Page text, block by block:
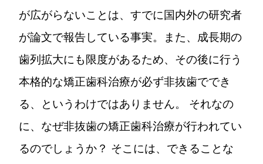
が広がらないことは、すでに国内外の研究者
が論文で報告している事実。また、成長期の
歯列拡大にも限度があるため、その後に行う
本格的な矯正歯科治療が必ず非抜歯ででき
る、というわけではありません。 それなの
に、なぜ非抜歯の矯正歯科治療が行われてい
るのでしょうか？ そこには、できることな